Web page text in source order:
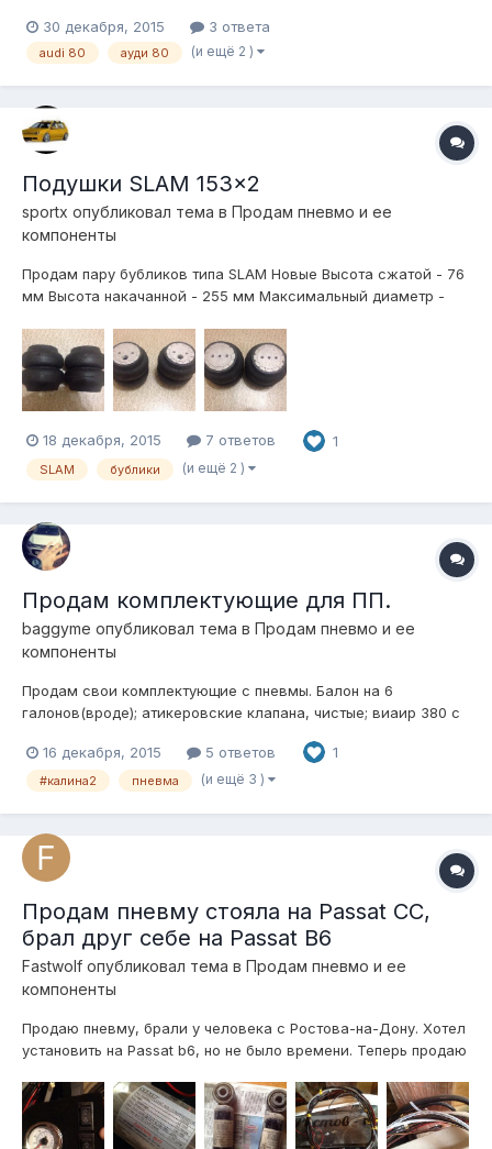
30 декабря, 2015 3 ответа
audi 80 ауди 80 (и ещё 2 )
Подушки SLAM 153x2
sportx опубликовал тема в Продам пневмо и ее
компоненты
Продам пару бубликов типа SLAM Новые Высота сжатой - 76
мм Высота накачанной - 255 мм Максимальный диаметр -
Хорошо подходит на рамные Джипики! Цена за пару 15 тыс р
18 декабря, 2015 7 ответов 1
SLAM бублики (и ещё 2 )
Продам комплектующие для ПП.
baggyme опубликовал тема в Продам пневмо и ее
компоненты
Продам свои комплектующие с пневмы. Балон на 6
галонов(вроде); атикеровские клапана, чистые; виаир 380 с
быстросъем; а так же пульт управления xbox! Все вместе
вижу в районе 15к+ хороший торг. Территориально - Сургут,
16 декабря, 2015 5 ответов 1
#калина2 пневма (и ещё 3 )
Продам пневму стояла на Passat CC,
брал друг себе на Passat B6
Fastwolf опубликовал тема в Продам пневмо и ее
компоненты
Продаю пневму, брали у человека с Ростова-на-Дону. Хотел
установить на Passat b6, но не было времени. Теперь продаю
рублей.